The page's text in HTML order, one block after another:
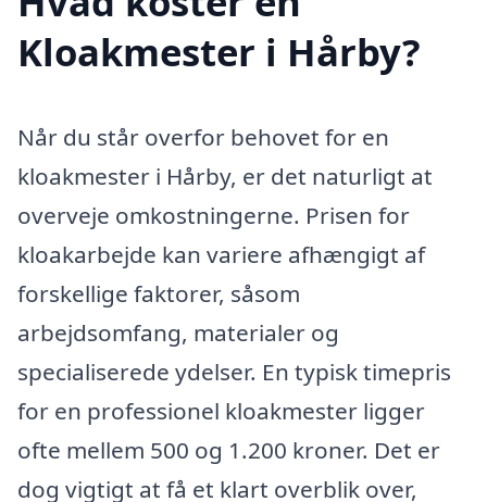
Kloakmester i Hårby?
Når du står overfor behovet for en
kloakmester i Hårby, er det naturligt at
overveje omkostningerne. Prisen for
kloakarbejde kan variere afhængigt af
forskellige faktorer, såsom
arbejdsomfang, materialer og
specialiserede ydelser. En typisk timepris
for en professionel kloakmester ligger
ofte mellem 500 og 1.200 kroner. Det er
dog vigtigt at få et klart overblik over,